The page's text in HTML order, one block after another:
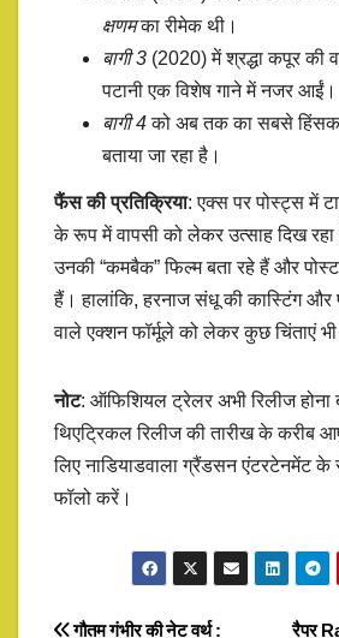
क्षणमका रीमेक थी।
बागी 3 (2020) में श्रद्धा कपूर की
पटानी एक विशेष गाने में नजर आईं।
बागी 4को अब तक का सबसे हिंसक
बताया जा रहा है।
फैंस की प्रतिक्रिया: एक्स पर पोस्ट्स में
के रूप में वापसी को लेकर उत्साह दिख
उनकी “कमबैक” फिल्म बता रहे हैं और
हैं। हालांकि, हरनाज संधू की कास्टिंग और
वाले एक्शन फॉर्मूले को लेकर कुछ चिंताएं
नोट: ऑफिशियल ट्रेलर अभी रिलीज होना
थिएट्रिकल रिलीज की तारीख के करीब
लिए नाडियाडवाला ग्रैंडसन एंटरटेनमेंट के
फॉलो करें।
रैपर
गौतम गंभीर की नेट वर्थ :